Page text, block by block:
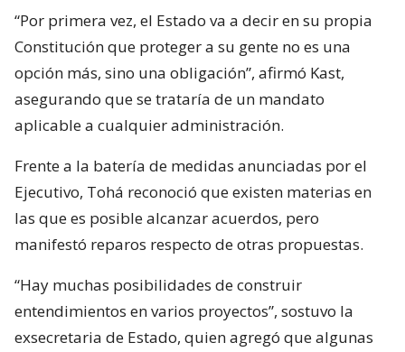
“Por primera vez, el Estado va a decir en su propia
Constitución que proteger a su gente no es una
opción más, sino una obligación”, afirmó Kast,
asegurando que se trataría de un mandato
aplicable a cualquier administración.
Frente a la batería de medidas anunciadas por el
Ejecutivo, Tohá reconoció que existen materias en
las que es posible alcanzar acuerdos, pero
manifestó reparos respecto de otras propuestas.
“Hay muchas posibilidades de construir
entendimientos en varios proyectos”, sostuvo la
exsecretaria de Estado, quien agregó que algunas